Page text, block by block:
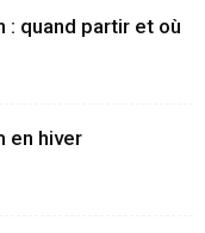
: quand partir et où
en hiver